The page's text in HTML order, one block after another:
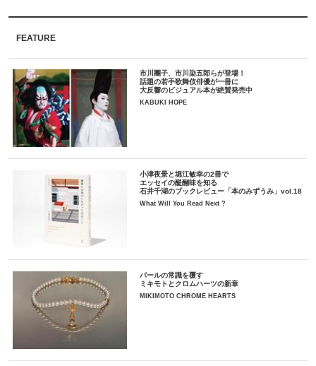
FEATURE
市川團子、市川染五郎らが登場！
話題の若手歌舞伎俳優が一冊に
大反響のビジュアル本が絶賛発売中
KABUKI HOPE
小津夜景と堀江敏幸の2冊で
エッセイの醍醐味を知る
石井千湖のブックレビュー「本のみずうみ」vol.18
What Will You Read Next ?
パールの常識を覆す
ミキモトとクロムハーツの新章
MIKIMOTO CHROME HEARTS